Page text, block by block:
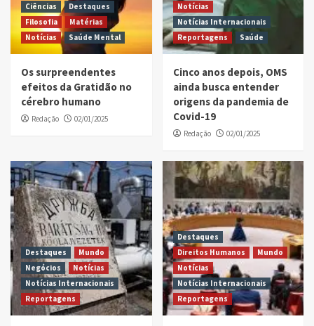
Ciências
Destaques
Filosofia
Matérias
Notícias
Saúde Mental
Os surpreendentes
efeitos da Gratidão no
cérebro humano
Redação 02/01/2025
Notícias
Notícias Internacionais
Reportagens
Saúde
Cinco anos depois, OMS
ainda busca entender
origens da pandemia de
Covid-19
Redação 02/01/2025
Destaques
Mundo
Negócios
Notícias
Notícias Internacionais
Reportagens
Destaques
Direitos Humanos
Mundo
Notícias
Notícias Internacionais
Reportagens